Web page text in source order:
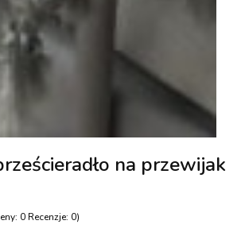
na przewijak
0 Recenzje: 0)